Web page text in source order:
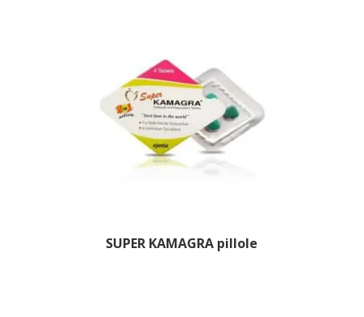
SUPER KAMAGRA pillole